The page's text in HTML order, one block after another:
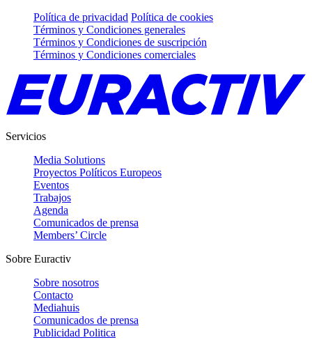
Política de privacidad Política de cookies
Términos y Condiciones generales
Términos y Condiciones de suscripción
Términos y Condiciones comerciales
Servicios
Media Solutions
Proyectos Políticos Europeos
Eventos
Trabajos
Agenda
Comunicados de prensa
Members’ Circle
Sobre Euractiv
Sobre nosotros
Contacto
Mediahuis
Comunicados de prensa
Publicidad Politica